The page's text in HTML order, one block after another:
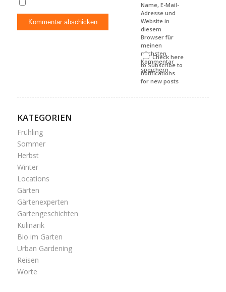
Name, E-Mail-
Adresse und
Website in
diesem
Browser für
meinen
nächsten
Kommentar
speichern.
Check here
to Subscribe to
notifications
for new posts
KATEGORIEN
Frühling
Sommer
Herbst
Winter
Locations
Gärten
Gärtenexperten
Gartengeschichten
Kulinarik
Bio im Garten
Urban Gardening
Reisen
Worte